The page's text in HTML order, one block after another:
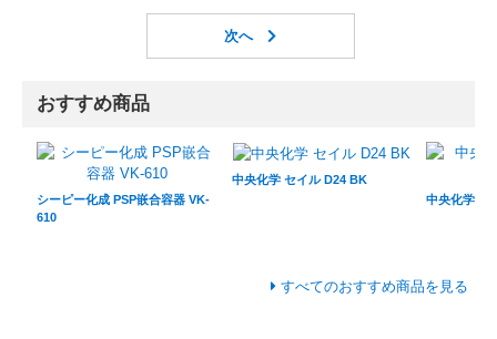
おすすめ商品
シーピー化成 PSP嵌合容器 VK-
610
中央化学 セイル D24 BK
中央化学 C-
すべてのおすすめ商品を見る